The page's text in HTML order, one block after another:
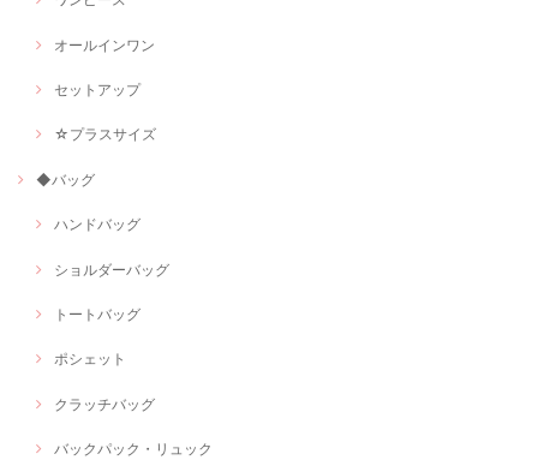
オールインワン
セットアップ
☆プラスサイズ
◆バッグ
ハンドバッグ
ショルダーバッグ
トートバッグ
ポシェット
クラッチバッグ
バックパック・リュック